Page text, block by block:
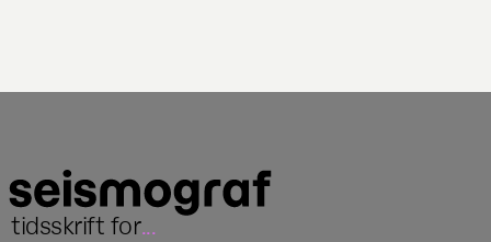
tidsskrift for...